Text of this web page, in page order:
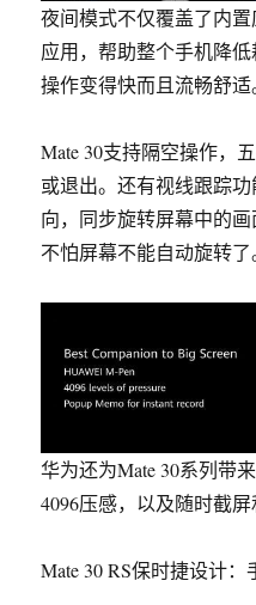
夜间模式不仅覆盖了内
应用，帮助整个手机降
操作变得快而且流畅舒适
Mate 30支持隔空操作，
或退出。还有视线跟踪
向，同步旋转屏幕中的画
不怕屏幕不能自动旋转了
华为还为Mate 30系列带
4096压感，以及随时截屏
Mate 30 RS保时捷设计